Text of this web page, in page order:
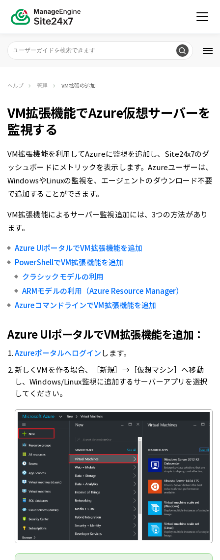
ヘルプ 管理 VM拡張の追加
VM拡張機能でAzure仮想サーバーを
監視する
VM拡張機能を利用してAzureに監視を追加し、Site24x7のダ
ッシュボードにメトリックを表示します。Azureユーザーは、
WindowsやLinuxの監視を、エージェントのダウンロード不要
で追加することができます。
VM拡張機能によるサーバー監視追加には、3つの方法があり
ます。
Azure UIポータルでVM拡張機能を追加
PowerShellでVM拡張機能を追加
クラシックモデルの利用
ARMモデルの利用（Azure Resource Manager）
AzureコマンドラインでVM拡張機能を追加
Azure UIポータルでVM拡張機能を追加：
Azureポータルへログインします。
新しくVMを作る場合、［新規］→［仮想マシン］へ移動
し、Windows/Linux監視に追加するサーバーアプリを選択
してください。